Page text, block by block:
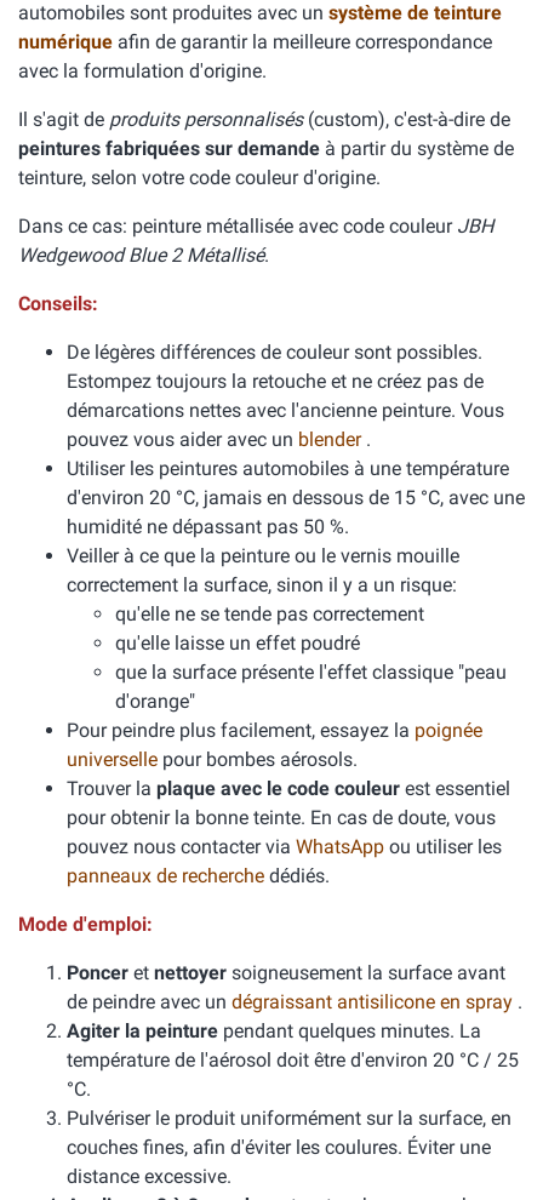
automobiles sont produites avec un système de teinture
numérique afin de garantir la meilleure correspondance
avec la formulation d'origine.
Il s'agit de produits personnalisés(custom), c'est-à-dire de
peintures fabriquées sur demande à partir du système de
teinture, selon votre code couleur d'origine.
Dans ce cas: peinture métallisée avec code couleur JBH
Wedgewood Blue 2 Métallisé.
Conseils:
De légères différences de couleur sont possibles.
Estompez toujours la retouche et ne créez pas de
démarcations nettes avec l'ancienne peinture. Vous
pouvez vous aider avec un blender .
Utiliser les peintures automobiles à une température
d'environ 20 °C, jamais en dessous de 15 °C, avec une
humidité ne dépassant pas 50 %.
Veiller à ce que la peinture ou le vernis mouille
correctement la surface, sinon il y a un risque:
qu'elle ne se tende pas correctement
qu'elle laisse un effet poudré
que la surface présente l'effet classique "peau
d'orange"
Pour peindre plus facilement, essayez la poignée
universelle pour bombes aérosols.
Trouver la plaque avec le code couleur est essentiel
pour obtenir la bonne teinte. En cas de doute, vous
pouvez nous contacter via WhatsApp ou utiliser les
panneaux de recherche dédiés.
Mode d'emploi:
Poncer et nettoyer soigneusement la surface avant
de peindre avec un dégraissant antisilicone en spray .
Agiter la peinture pendant quelques minutes. La
température de l'aérosol doit être d'environ 20 °C / 25
°C.
Pulvériser le produit uniformément sur la surface, en
couches fines, afin d'éviter les coulures. Éviter une
distance excessive.